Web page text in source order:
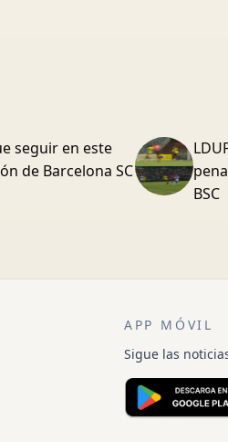
seguir en este
de Barcelona SC
BSC
APP MÓVIL
Sigue las